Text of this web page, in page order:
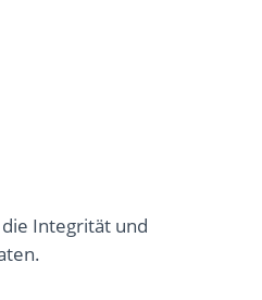
Integrität und